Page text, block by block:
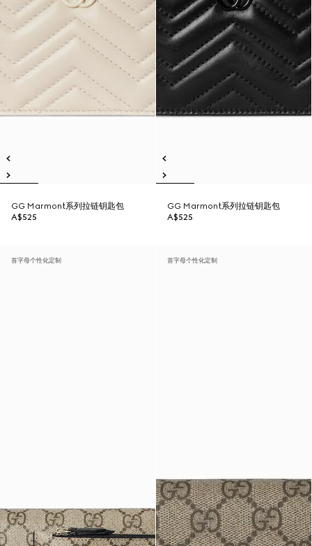
GG Marmont系列拉链钥匙包
A$525
GG Marmont系列拉链钥匙包
A$525
首字母个性化定制 首字母个性化定制